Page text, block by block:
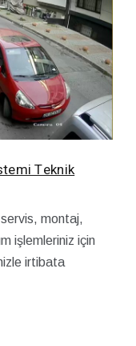
Teknik
montaj,
işlemleriniz için
irtibata